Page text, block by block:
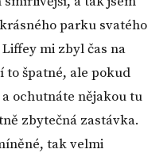
parku svatého
mi zbyl čas na
to špatné, ale pokud
ochutnáte nějakou tu
zbytečná zastávka.
tak velmi